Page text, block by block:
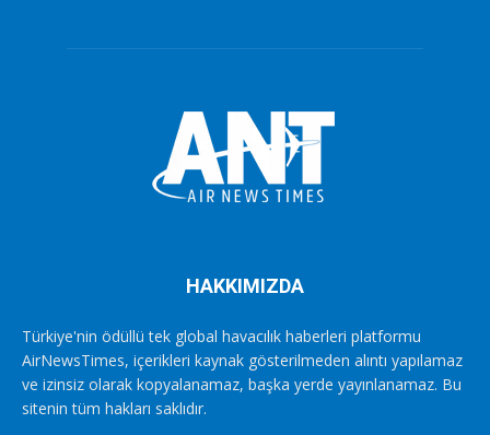
HAKKIMIZDA
Türkiye'nin ödüllü tek global havacılık haberleri platformu
AirNewsTimes, içerikleri kaynak gösterilmeden alıntı yapılamaz
ve izinsiz olarak kopyalanamaz, başka yerde yayınlanamaz. Bu
sitenin tüm hakları saklıdır.